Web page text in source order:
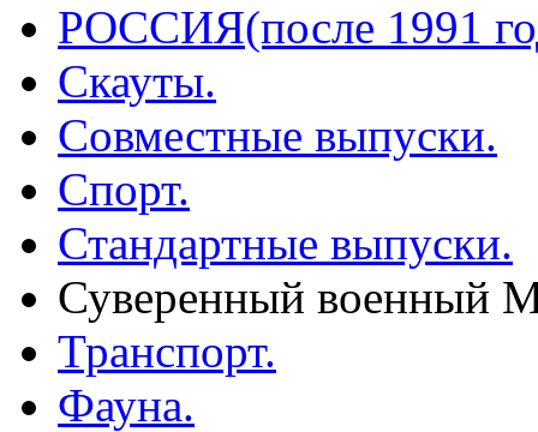
РОССИЯ(после 1991
Скауты.
Совместные выпуски.
Спорт.
Стандартные выпуски.
Суверенный военный
Транспорт.
Фауна.